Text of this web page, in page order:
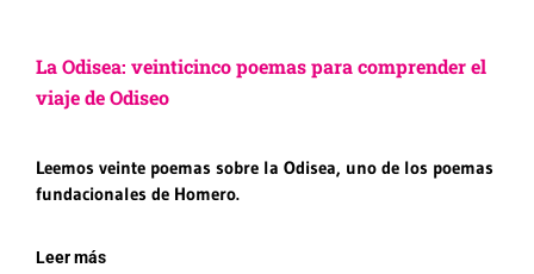
La Odisea: veinticinco poemas para comprender el
viaje de Odiseo
Leemos veinte poemas sobre la Odisea, uno de los poemas
fundacionales de Homero.
Leer más